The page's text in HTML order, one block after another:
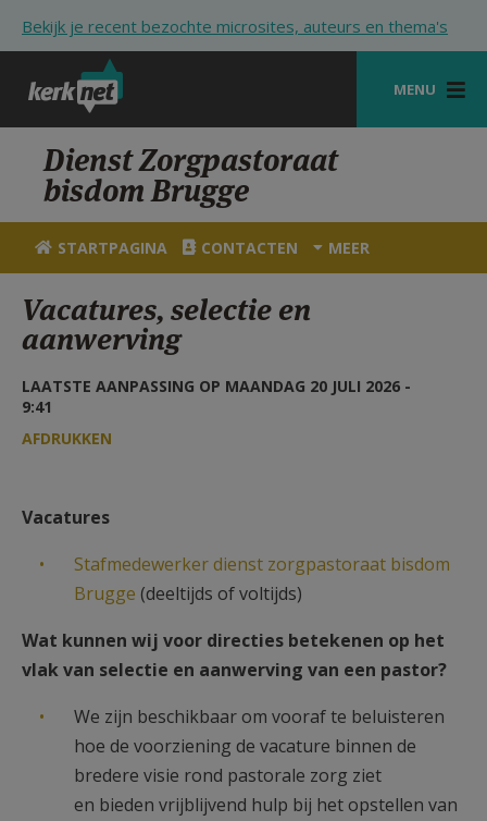
Bekijk je recent bezochte microsites, auteurs en thema's
MENU
STARTPAGINA
KERK
VIERINGEN
ZOEKEN
HULP
AANMELDEN OF REGISTREREN
Dienst Zorgpastoraat
bisdom Brugge
STARTPAGINA CONTACTEN MEER
Vacatures, selectie en
aanwerving
LAATSTE AANPASSING OP MAANDAG 20 JULI 2026 -
9:41
AFDRUKKEN
Vacatures
Stafmedewerker dienst zorgpastoraat bisdom
Brugge (deeltijds of voltijds)
Wat kunnen wij voor directies betekenen op het
vlak van selectie en aanwerving van een pastor?
We zijn beschikbaar om vooraf te beluisteren
hoe de voorziening de vacature binnen de
bredere visie rond pastorale zorg ziet
en bieden vrijblijvend hulp bij het opstellen van